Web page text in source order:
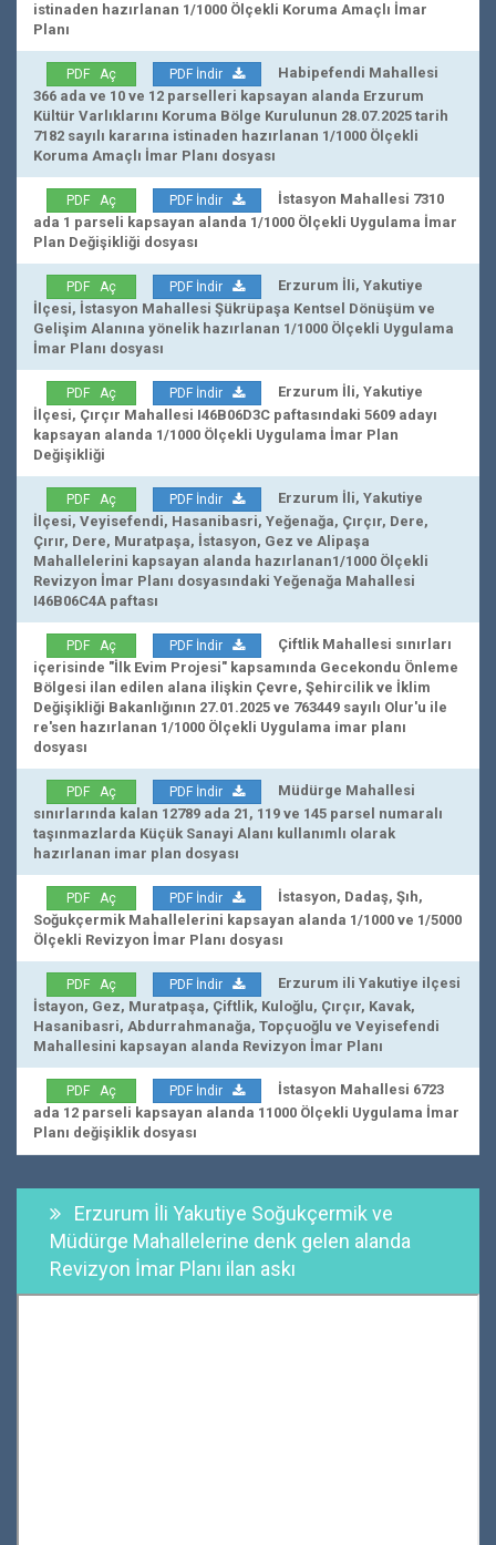
istinaden hazırlanan 1/1000 Ölçekli Koruma Amaçlı İmar
Planı
PDF Aç PDF İndir
Habipefendi Mahallesi
366 ada ve 10 ve 12 parselleri kapsayan alanda Erzurum
Kültür Varlıklarını Koruma Bölge Kurulunun 28.07.2025 tarih
7182 sayılı kararına istinaden hazırlanan 1/1000 Ölçekli
Koruma Amaçlı İmar Planı dosyası
PDF Aç PDF İndir
İstasyon Mahallesi 7310
ada 1 parseli kapsayan alanda 1/1000 Ölçekli Uygulama İmar
Plan Değişikliği dosyası
PDF Aç PDF İndir
Erzurum İli, Yakutiye
İlçesi, İstasyon Mahallesi Şükrüpaşa Kentsel Dönüşüm ve
Gelişim Alanına yönelik hazırlanan 1/1000 Ölçekli Uygulama
İmar Planı dosyası
PDF Aç PDF İndir
Erzurum İli, Yakutiye
İlçesi, Çırçır Mahallesi I46B06D3C paftasındaki 5609 adayı
kapsayan alanda 1/1000 Ölçekli Uygulama İmar Plan
Değişikliği
PDF Aç PDF İndir
Erzurum İli, Yakutiye
İlçesi, Veyisefendi, Hasanibasri, Yeğenağa, Çırçır, Dere,
Çırır, Dere, Muratpaşa, İstasyon, Gez ve Alipaşa
Mahallelerini kapsayan alanda hazırlanan1/1000 Ölçekli
Revizyon İmar Planı dosyasındaki Yeğenağa Mahallesi
I46B06C4A paftası
PDF Aç PDF İndir
Çiftlik Mahallesi sınırları
içerisinde "İlk Evim Projesi" kapsamında Gecekondu Önleme
Bölgesi ilan edilen alana ilişkin Çevre, Şehircilik ve İklim
Değişikliği Bakanlığının 27.01.2025 ve 763449 sayılı Olur'u ile
re'sen hazırlanan 1/1000 Ölçekli Uygulama imar planı
dosyası
PDF Aç PDF İndir
Müdürge Mahallesi
sınırlarında kalan 12789 ada 21, 119 ve 145 parsel numaralı
taşınmazlarda Küçük Sanayi Alanı kullanımlı olarak
hazırlanan imar plan dosyası
PDF Aç PDF İndir
İstasyon, Dadaş, Şıh,
Soğukçermik Mahallelerini kapsayan alanda 1/1000 ve 1/5000
Ölçekli Revizyon İmar Planı dosyası
PDF Aç PDF İndir
Erzurum ili Yakutiye ilçesi
İstayon, Gez, Muratpaşa, Çiftlik, Kuloğlu, Çırçır, Kavak,
Hasanibasri, Abdurrahmanağa, Topçuoğlu ve Veyisefendi
Mahallesini kapsayan alanda Revizyon İmar Planı
PDF Aç PDF İndir
İstasyon Mahallesi 6723
ada 12 parseli kapsayan alanda 11000 Ölçekli Uygulama İmar
Planı değişiklik dosyası
Erzurum İli Yakutiye Soğukçermik ve
Müdürge Mahallelerine denk gelen alanda
Revizyon İmar Planı ilan askı